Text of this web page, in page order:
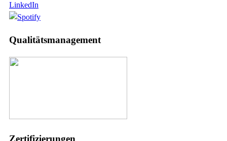
LinkedIn
Qualitätsmanagement
Zertifizierungen